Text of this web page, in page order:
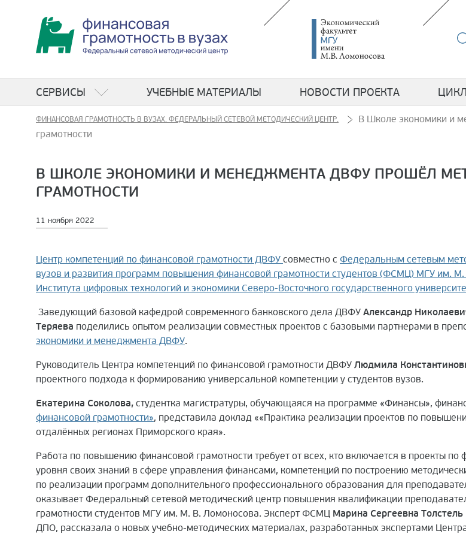
СЕРВИСЫ УЧЕБНЫЕ МАТЕРИАЛЫ НОВОСТИ ПРОЕКТА
ФИНАНСОВАЯ ГРАМОТНОСТЬ В ВУЗАХ. ФЕДЕРАЛЬНЫЙ СЕТЕВОЙ МЕТОДИЧЕСКИЙ ЦЕНТР.
В Школе экономики и
грамотности
В ШКОЛЕ ЭКОНОМИКИ И МЕНЕДЖМЕНТА ДВФУ ПРОШЁЛ
ГРАМОТНОСТИ
11 ноября 2022
Центр компетенций по финансовой грамотности ДВФУ совместно с Федеральным сетевым
вузов и развития программ повышения финансовой грамотности студентов (ФСМЦ) МГУ им.
Института цифровых технологий и экономики Северо-Восточного государственного
Заведующий базовой кафедрой современного банковского дела ДВФУ Александр
Теряева поделились опытом реализации совместных проектов с базовыми партнерами в
экономики и менеджмента ДВФУ.
Руководитель Центра компетенций по финансовой грамотности ДВФУ Людмила
проектного подхода к формированию универсальной компетенции у студентов вузов.
Екатерина Соколова, студентка магистратуры, обучающаяся на программе «Финансы»,
финансовой грамотности», представила доклад ««Практика реализации проектов по
отдалённых регионах Приморского края».
Работа по повышению финансовой грамотности требует от всех, кто включается в проекты
уровня своих знаний в сфере управления финансами, компетенций по построению
по реализации программ дополнительного профессионального образования для
оказывает Федеральный сетевой методический центр повышения квалификации
грамотности студентов МГУ им. М. В. Ломоносова. Эксперт ФСМЦ Марина Сергеевна Толстель
ДПО, рассказала о новых учебно-методических материалах, разработанных экспертами